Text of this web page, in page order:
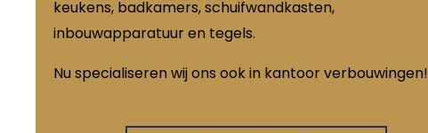
keukens, badkamers, schuifwandkasten,
inbouwapparatuur en tegels.
Nu specialiseren wij ons ook in kantoor verbouwingen!